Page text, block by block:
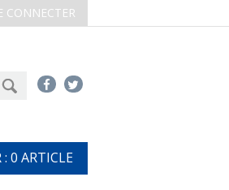
CONNECTER
: 0 ARTICLE